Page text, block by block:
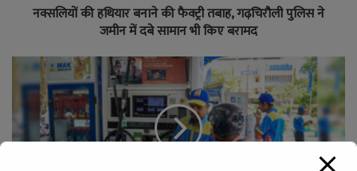
नक्सलियों की हथियार बनाने की फैक्ट्री तबाह, गढ़चिरौली पुलिस ने
जमीन में दबे सामान भी किए बरामद